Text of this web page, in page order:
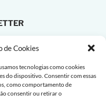
de Cookies
tecnologias como cookies
do dispositivo. Consentir com essas
como comportamento de
consentir ou retirar o
todas as semanas!